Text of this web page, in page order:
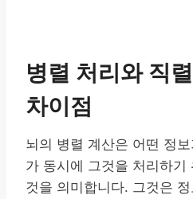
병렬 처리와 직
차이점
뇌의 병렬 계산은 어떤 정
가 동시에 그것을 처리하기
것을 의미합니다. 그것은